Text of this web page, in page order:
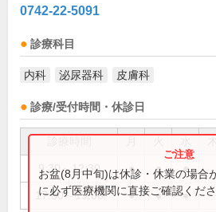
0742-22-5091
診療科目
内科 泌尿器科 皮膚科
診療/受付時間・休診日
9:30～12:30 ● ● ●
17:00～19:00 ● ● ●
お盆(8月中旬)は休診・休業の場合
に必ず医療機関に直接ご確認くださ